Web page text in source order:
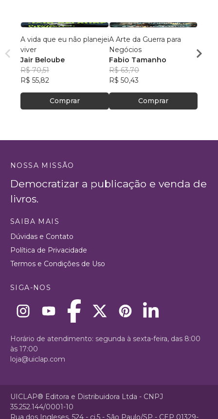
A vida que eu não planejei
viver
Jair Beloube
R$ 70,51
R$ 55,82
Comprar
A Arte da Guerra para
Negócios
Fabio Tamanho
R$ 63,70
R$ 50,43
Comprar
Ellen
NOSSA MISSÃO
Democratizar a publicação e venda de
livros.
SAIBA MAIS
Dúvidas e Contato
Política de Privacidade
Termos e Condições de Uso
SIGA-NOS
Horário de atendimento: segunda à sexta-feira, das 8:00
às 17:00
loja@uiclap.com
UICLAP® Editora e Distribuidora Ltda - CNPJ
35.252.144/0001-10
Rua dos Ingleses, 524 - cj.5 - São Paulo/SP - CEP 01329-